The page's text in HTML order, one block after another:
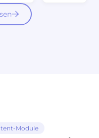
Module